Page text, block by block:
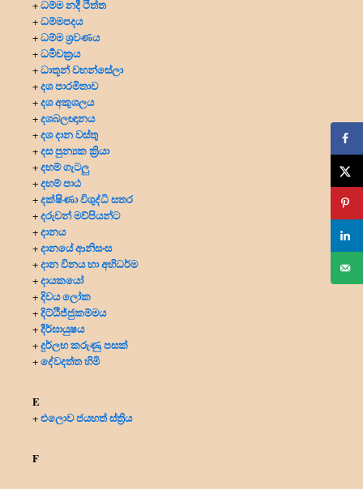
+ධම්ම නදී ථිත්ත
+ධම්මපදය
+ධම්ම ශ්‍රවණය
+ධර්‍මචක්‍රය
+ධාතූන් වහන්සේලා
+දශ පාරමිතාව
+දශ අකුශලය
+දශබලඥානය
+දශ දාන වස්තු
+දස පුන්‍යක ක්‍රියා
+දහම් ගැටලු
+දහම් පාඨ
+දක්ෂිණා විශුද්ධි සතර
+දරුවන් මව්පියන්ට
+දානය
+දානයේ ආනිසංස
+දාන විනය හා අභිධර්ම
+දායකයෝ
+දිවය ලෝක
+දිට්ඨිජ්ජුකම්මය
+දීර්ඝායුෂය
+දුර්ලභ කරුණු පසක්
+දේවදත්ත හිමි
E
+එලොව ජයහත් ස්ත්‍රිය
F